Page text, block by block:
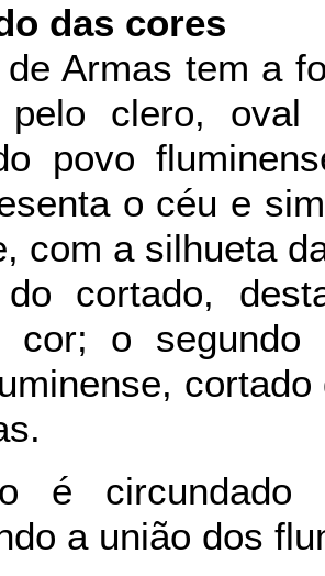
das cores
Armas tem a
pelo clero,
povo
o céu e
com a silhueta
cortado,
cor; o segundo
é
a união dos